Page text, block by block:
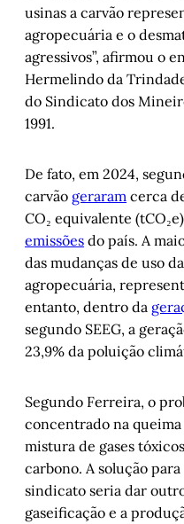
usinas a carvão
agropecuária e o
agressivos”, afirmou o
Hermelindo da
do Sindicato dos
1991.
De fato, em 2024,
carvão geraram cerca
CO₂ equivalente
emissões do país. A
das mudanças de uso
agropecuária,
entanto, dentro da
segundo SEEG, a
23,9% da poluição
Segundo Ferreira, o
concentrado na
mistura de gases
carbono. A solução
sindicato seria dar
gaseificação e a